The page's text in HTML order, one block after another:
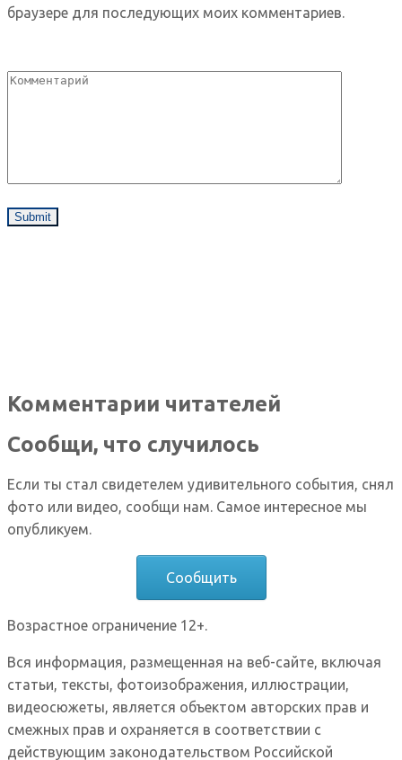
браузере для последующих моих комментариев.
Комментарии читателей
Сообщи, что случилось
Если ты стал свидетелем удивительного события, снял
фото или видео, сообщи нам. Самое интересное мы
опубликуем.
Сообщить
Возрастное ограничение 12+.
Вся информация, размещенная на веб-сайте, включая
статьи, тексты, фотоизображения, иллюстрации,
видеосюжеты, является объектом авторских прав и
смежных прав и охраняется в соответствии с
действующим законодательством Российской